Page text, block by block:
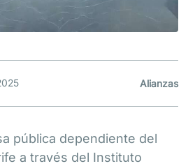
Alianzas
pública dependiente del
a través del Instituto